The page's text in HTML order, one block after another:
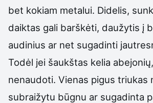
bet kokiam metalui. Didelis,
daiktas gali barškėti, daužytis į
audinius ar net sugadinti
Todėl jei šaukštas kelia
nenaudoti. Vienas pigus triukas
subraižytu būgnu ar sugadinta